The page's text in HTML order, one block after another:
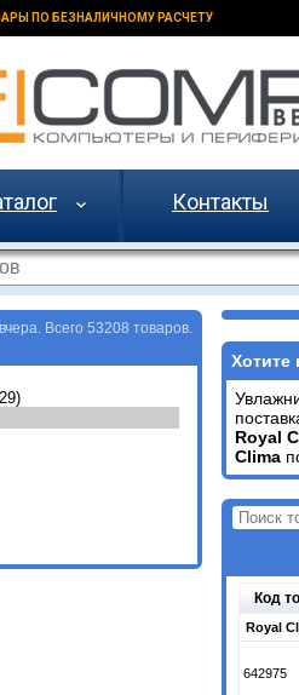
ПО БЕЗНАЛИЧНОМУ РАСЧЕТУ
Контакты
Всего 53208 товаров.
Хотите
Royal
Clima
Код
Royal
642975